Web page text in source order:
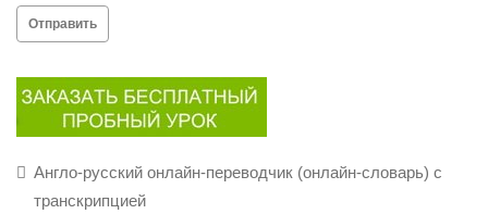
Отправить
Англо-русский онлайн-переводчик (онлайн-словарь) с
транскрипцией